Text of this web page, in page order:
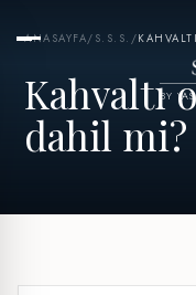
BY
ANASAYFA/ S.S.S. /
Kahvaltı
dahil mi?